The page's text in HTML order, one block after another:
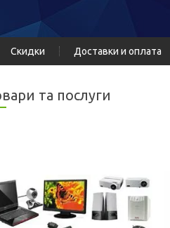
Скидки Доставки и оплата
та послуги